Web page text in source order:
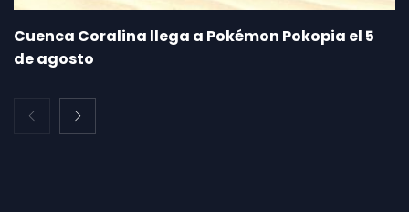
Cuenca Coralina llega a Pokémon Pokopia el 5
de agosto